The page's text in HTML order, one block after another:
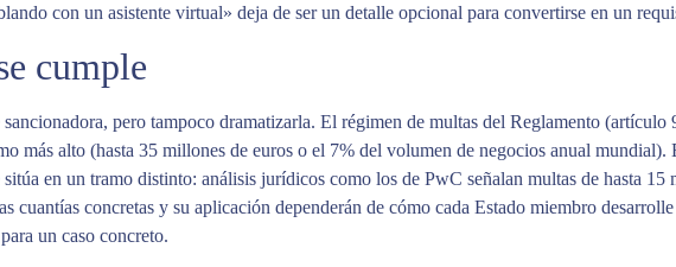
con un asistente virtual» deja de ser un detalle opcional para convertirse en un
cumple
pero tampoco dramatizarla. El régimen de multas del Reglamento
más alto (hasta 35 millones de euros o el 7% del volumen de negocios anual
en un tramo distinto: análisis jurídicos como los de PwC señalan multas de hasta
cuantías concretas y su aplicación dependerán de cómo cada Estado miembro
un caso concreto.